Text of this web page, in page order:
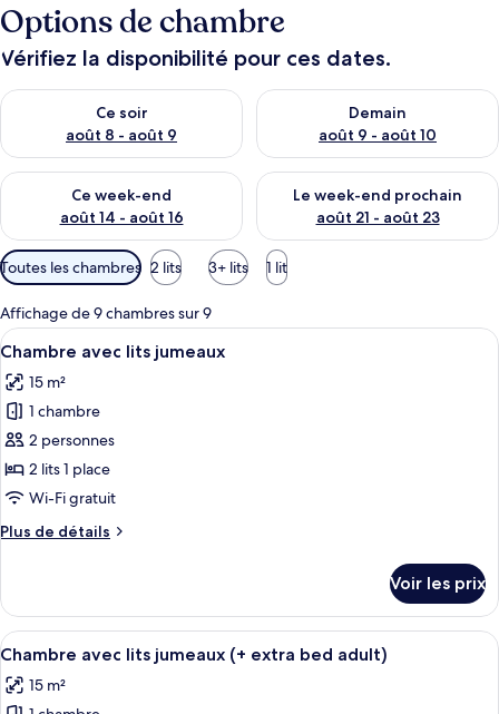
Options de chambre
Vérifiez la disponibilité pour ces dates.
Ce soir
août 8 - août 9
Vérifier la disponibilité pour ce soir août 8 - août 9
Demain
août 9 - août 10
Vérifier la disponibilité pour
Ce week-end
août 14 - août 16
Vérifier la disponibilité pour ce week-end août 14 - août 16
Le week-end prochain
août 21 - août 23
Vérifier la disponibilité pour
Filtres
disponibles
pour
les
chambres
Toutes les chambres 2 lits 3+ lits 1 lit
Affichage de 9 chambres sur 9
Afficher
toutes
les
photos
pour
ce
type
chambre :
lits
jumeaux
Une chambre d’hôtel avec un grand
8
Chambre avec lits jumeaux
15 m²
1 chambre
2 personnes
2 lits 1 place
Wi-Fi gratuit
Plus de détails
Plus
le
type
de
Chambre
Voir les prix
Afficher
toutes
les
Une chambre d’hôtel avec un grand
6
Chambre avec lits jumeaux (+ extra bed adult)
15 m²